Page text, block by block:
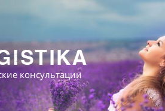
консультации